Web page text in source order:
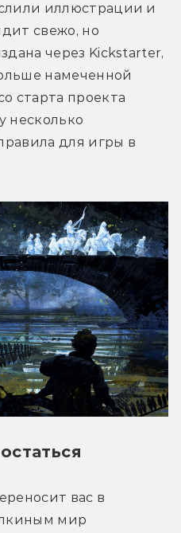
иллюстрации и
свежо, но
через Kickstarter,
намеченной
старта проекта
несколько
для игры в
вас в
мир